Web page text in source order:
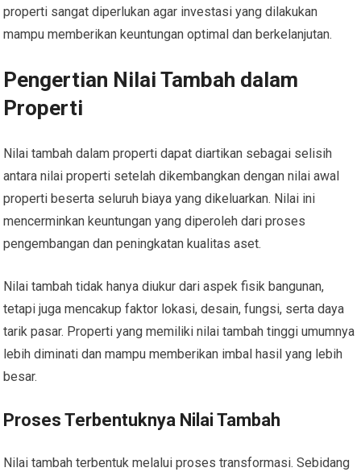
properti sangat diperlukan agar investasi yang dilakukan
mampu memberikan keuntungan optimal dan berkelanjutan.
Pengertian Nilai Tambah dalam
Properti
Nilai tambah dalam properti dapat diartikan sebagai selisih
antara nilai properti setelah dikembangkan dengan nilai awal
properti beserta seluruh biaya yang dikeluarkan. Nilai ini
mencerminkan keuntungan yang diperoleh dari proses
pengembangan dan peningkatan kualitas aset.
Nilai tambah tidak hanya diukur dari aspek fisik bangunan,
tetapi juga mencakup faktor lokasi, desain, fungsi, serta daya
tarik pasar. Properti yang memiliki nilai tambah tinggi umumnya
lebih diminati dan mampu memberikan imbal hasil yang lebih
besar.
Proses Terbentuknya Nilai Tambah
Nilai tambah terbentuk melalui proses transformasi. Sebidang